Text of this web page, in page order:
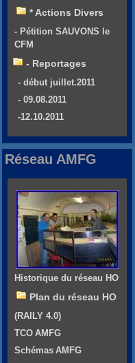
* Actions Divers
- Pétition SAUVONS le
CFM
- Reportages
- début juillet.2011
- 09.08.2011
-12.10.2011
Réseau AMFG
Historique du réseau HO
Plan du réseau HO
(RAILY 4.0)
TCO AMFG
Schémas AMFG